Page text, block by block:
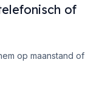
of
op maanstand of